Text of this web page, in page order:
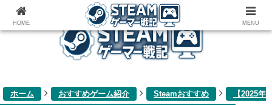
ゲーム関連雑記ブログ
ホーム おすすめゲーム紹介 Steamおすすめ
【2025年
HOME MENU